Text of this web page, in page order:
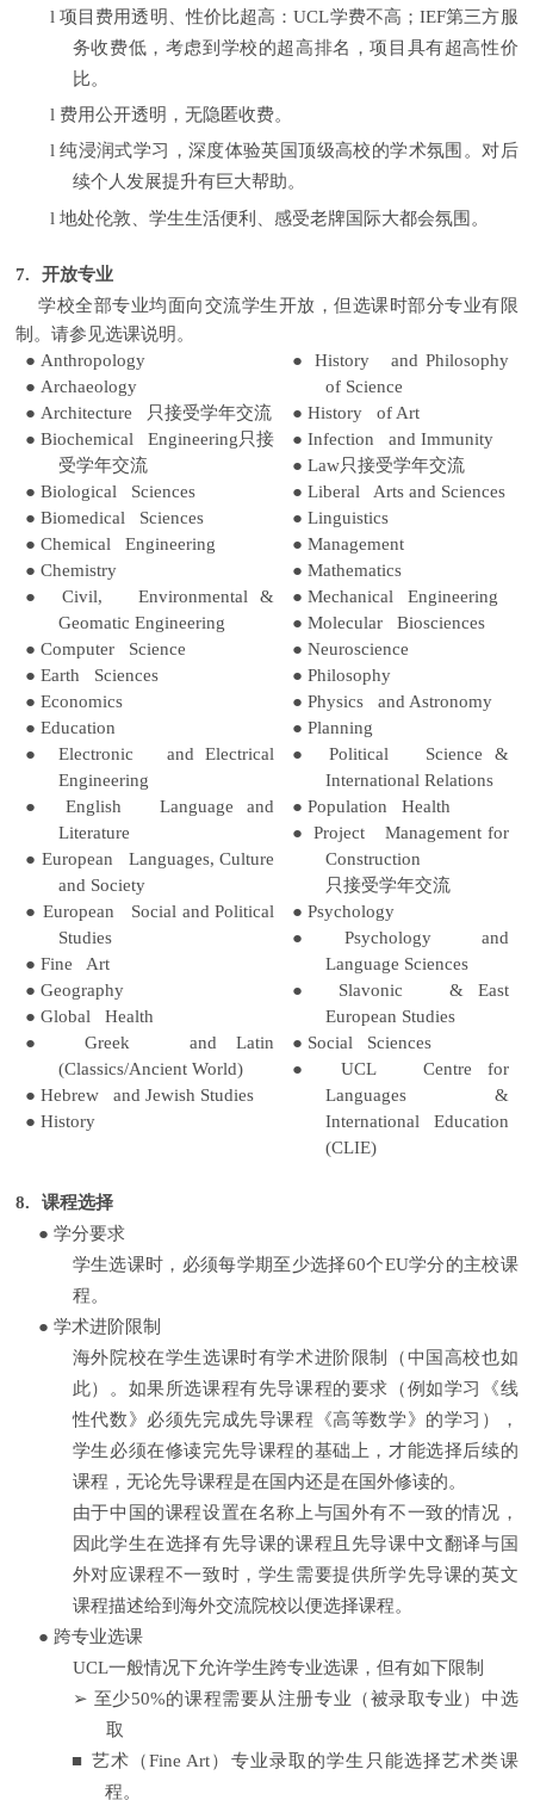
l 项目费用透明、性价比超高：UCL学费不高；IEF第三方服
务收费低，考虑到学校的超高排名，项目具有超高性价
比。
l 费用公开透明，无隐匿收费。
l纯浸润式学习，深度体验英国顶级高校的学术氛围。对后
续个人发展提升有巨大帮助。
l 地处伦敦、学生生活便利、感受老牌国际大都会氛围。
7.
开放专业
学校全部专业均面向交流学生开放，但选课时部分专业有限
制。请参见选课说明。
● Anthropology
● Archaeology
● Architecture
只接受学年交流
● Biochemical Engineering只接
受学年交流
● Biological Sciences
● Biomedical Sciences
● Chemical Engineering
● Chemistry
●
Civil, Environmental &
Geomatic Engineering
● Computer Science
● Earth Sciences
● Economics
● Education
●
Electronic and Electrical
Engineering
●
English Language and
Literature
● European Languages, Culture
and Society
● European Social and Political
Studies
● Fine Art
● Geography
● Global Health
●
Greek and Latin
(Classics/Ancient World)
● Hebrew and Jewish Studies
● History
●
History and Philosophy
of Science
● History of Art
● Infection and Immunity
● Law只接受学年交流
● Liberal Arts and Sciences
● Linguistics
● Management
● Mathematics
● Mechanical Engineering
● Molecular Biosciences
● Neuroscience
● Philosophy
● Physics and Astronomy
● Planning
●
Political Science &
International Relations
● Population Health
●
Project Management for
Construction
只接受学年交流
● Psychology
●
Psychology and
Language Sciences
●
Slavonic & East
European Studies
● Social Sciences
●
UCL Centre for
Languages &
International Education
(CLIE)
8.
课程选择
● 学分要求
学生选课时，必须每学期至少选择60个EU学分的主校课
程。
● 学术进阶限制
海外院校在学生选课时有学术进阶限制（中国高校也如
此）。如果所选课程有先导课程的要求（例如学习《线
性代数》必须先完成先导课程《高等数学》的学习），
学生必须在修读完先导课程的基础上，才能选择后续的
课程，无论先导课程是在国内还是在国外修读的。
由于中国的课程设置在名称上与国外有不一致的情况，
因此学生在选择有先导课的课程且先导课中文翻译与国
外对应课程不一致时，学生需要提供所学先导课的英文
课程描述给到海外交流院校以便选择课程。
● 跨专业选课
UCL一般情况下允许学生跨专业选课，但有如下限制
➢ 至少50%的课程需要从注册专业（被录取专业）中选
取
■ 艺术（Fine Art）专业录取的学生只能选择艺术类课
程。